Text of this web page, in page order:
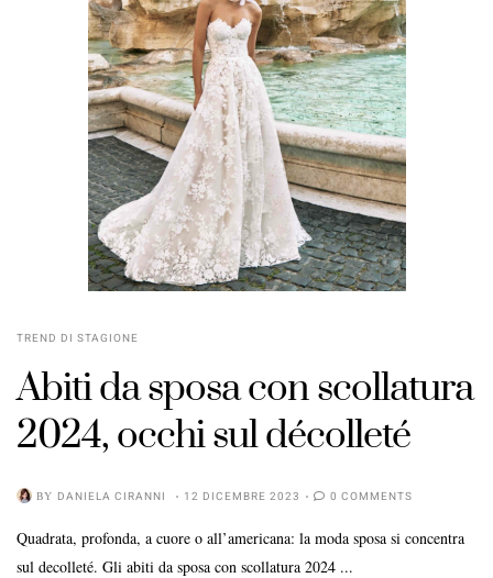
TREND DI STAGIONE
Abiti da sposa con scollatura
2024, occhi sul décolleté
BY DANIELA CIRANNI 12 DICEMBRE 2023 0 COMMENTS
Quadrata, profonda, a cuore o all’americana: la moda sposa si concentra
sul decolleté. Gli abiti da sposa con scollatura 2024 ...